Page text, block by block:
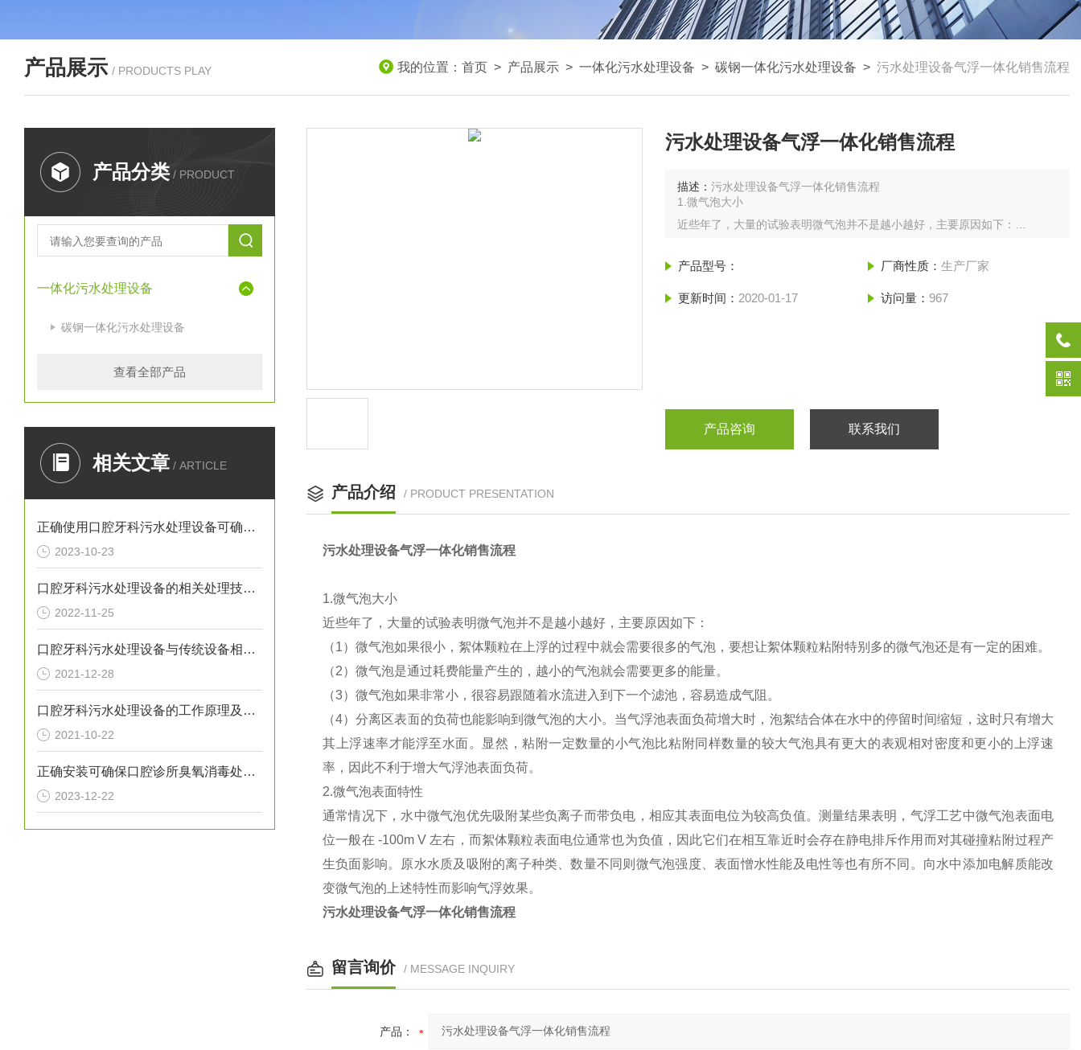
产品展示 / PRODUCTS PLAY 我的位置： 首页 > 产品展示 > 一体化污水处理设备 > 碳钢一体化污水处理设备 > 污水处理设备气浮一体化销售流程
产品分类 / PRODUCT
一体化污水处理设备
碳钢一体化污水处理设备
查看全部产品
相关文章 / ARTICLE
正确使用口腔牙科污水处理设备可确保处理效果
2023-10-23
口腔牙科污水处理设备的相关处理技术介绍
2022-11-25
口腔牙科污水处理设备与传统设备相比的优势介绍
2021-12-28
口腔牙科污水处理设备的工作原理及出故障时需采取的措施介绍
2021-10-22
正确安装可确保口腔诊所臭氧消毒处理设备提供高效的消毒效果
2023-12-22
污水处理设备气浮一体化销售流程
描述：污水处理设备气浮一体化销售流程
1.微气泡大小
近些年了，大量的试验表明微气泡并不是越小越好，主要原因如下：
让絮体颗粒粘附特别多的微气泡还是有一定的困难。
（3）微气泡如果非常小，很容易跟随着水流进入到下一个滤池，容易造成气
产品型号： 厂商性质： 生产厂家
更新时间： 2020-01-17 访问量： 967
产品咨询 联系我们
产品介绍 / PRODUCT PRESENTATION
污水处理设备气浮一体化销售流程
1.微气泡大小
近些年了，大量的试验表明微气泡并不是越小越好，主要原因如下：
（1）微气泡如果很小，絮体颗粒在上浮的过程中就会需要很多的气泡，要想让絮体颗粒粘附特别多的微气泡还是有一定的困难。
（2）微气泡是通过耗费能量产生的，越小的气泡就会需要更多的能量。
（3）微气泡如果非常小，很容易跟随着水流进入到下一个滤池，容易造成气阻。
（4）分离区表面的负荷也能影响到微气泡的大小。当气浮池表面负荷增大时，泡絮结合体在水中的停留时间缩短，这时只有增大
其上浮速率才能浮至水面。显然，粘附一定数量的小气泡比粘附同样数量的较大气泡具有更大的表观相对密度和更小的上浮速
率，因此不利于增大气浮池表面负荷。
2.微气泡表面特性
通常情况下，水中微气泡优先吸附某些负离子而带负电，相应其表面电位为较高负值。测量结果表明，气浮工艺中微气泡表面电
位一般在 -100m V 左右，而絮体颗粒表面电位通常也为负值，因此它们在相互靠近时会存在静电排斥作用而对其碰撞粘附过程产
生负面影响。原水水质及吸附的离子种类、数量不同则微气泡强度、表面憎水性能及电性等也有所不同。向水中添加电解质能改
变微气泡的上述特性而影响气浮效果。
污水处理设备气浮一体化销售流程
留言询价 / MESSAGE INQUIRY
产品：